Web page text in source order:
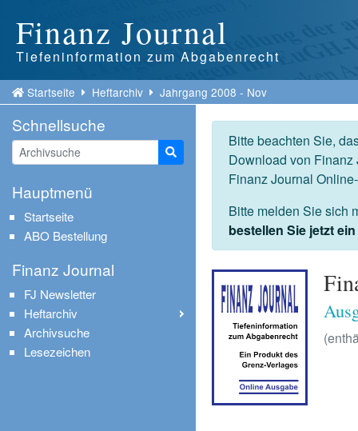
Finanz Journal
Tiefeninformation zum Abgabenrecht
Startseite Heftarchiv Jahrgang 2008 - Nov
Bitte beachten Sie,
Download von
Finanz Journal
Bitte melden Sie sich
bestellen Sie jetzt
Schnellsuche
Suche starten
Hauptmenü
Startseite
ABO Bestellung
Finanz Journal
FJ Newsletter
Heftarchiv
Archivsuche
Lesezeichen